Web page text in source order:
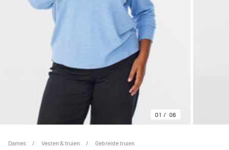
01 06
Dames Vesten & truien Gebreide truien